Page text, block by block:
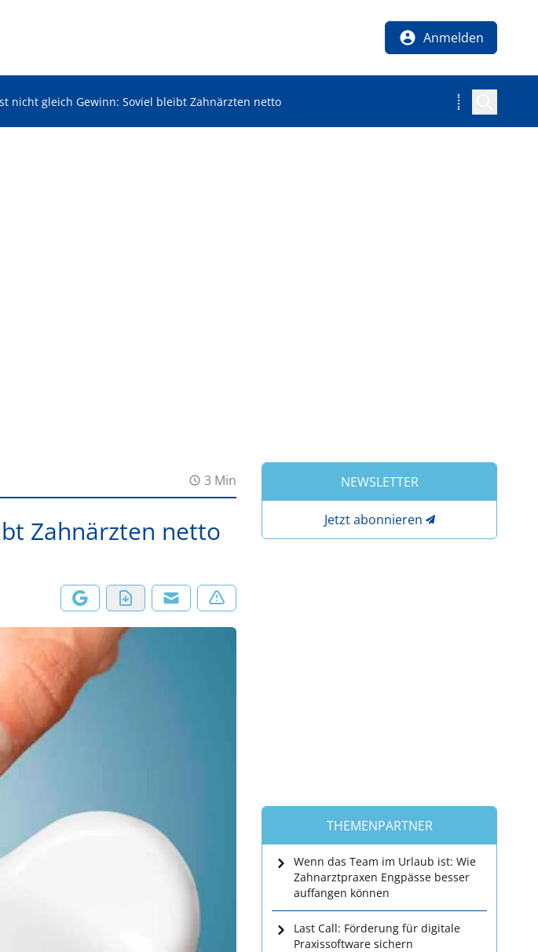
Anmelden
nicht gleich Gewinn: Soviel bleibt Zahnärzten netto
3 Min
Zahnärzten netto
NEWSLETTER
Jetzt abonnieren
THEMENPARTNER
Wenn das Team im Urlaub ist: Wie
Zahnarztpraxen Engpässe besser
auffangen können
Last Call: Förderung für digitale
Praxissoftware sichern